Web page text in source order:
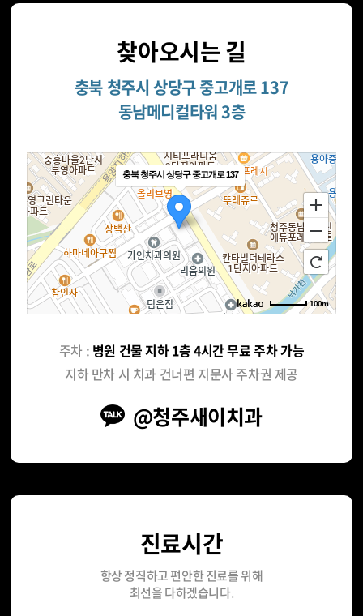
찾아오시는 길
충북 청주시 상당구 중고개로 137
동남메디컬타워 3층
충북 청주시 상당구 중고개로 137
100m
주차 : 병원 건물 지하 1층 4시간 무료 주차 가능
지하 만차 시 치과 건너편 지문사 주차권 제공
@청주새이치과
진료시간
항상 정직하고 편안한 진료를 위해
최선을 다하겠습니다.